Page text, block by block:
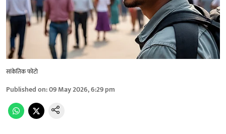
सांकेतिक फोटो
Published on:09 May 2026, 6:29 pm